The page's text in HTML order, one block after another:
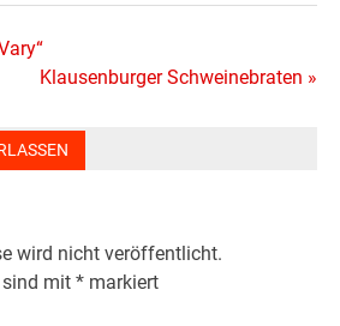
Klausenburger Schweinebraten »
wird nicht veröffentlicht.
sind mit* markiert